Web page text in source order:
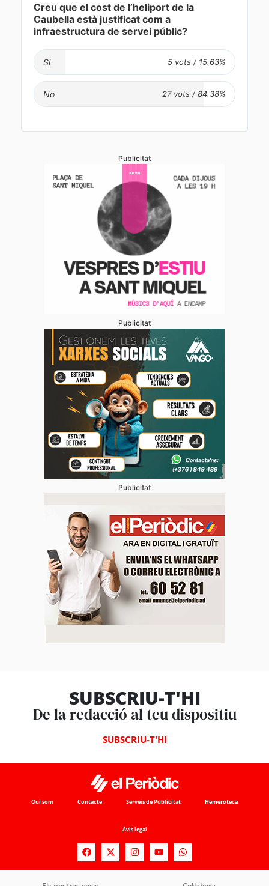
Creu que el cost de l’heliport de la
Caubella està justificat com a
infraestructura de servei públic?
Si
No
Publicitat
Publicitat
Publicitat
SUBSCRIU-T'HI
De la redacció al teu dispositiu
SUBSCRIU-T'HI
Qui som Contacte Serveis de Publicitat Hemeroteca
Avís legal